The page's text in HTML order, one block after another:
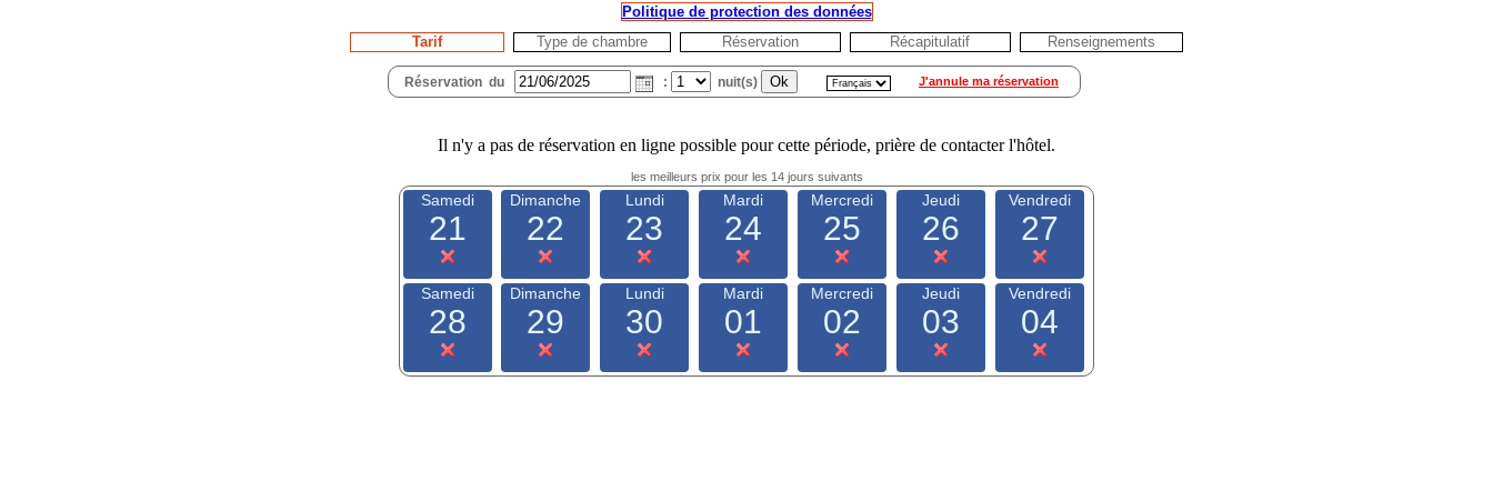
Politique de protection des données
Tarif
Type de chambre Réservation Récapitulatif Renseignements
Réservation du : nuit(s) J'annule ma réservation
Il n'y a pas de réservation en ligne possible pour cette période, prière de contacter l'hôtel.
les meilleurs prix pour les 14 jours suivants
Samedi
21
Dimanche
22
Lundi
23
Mardi
24
Mercredi
25
Jeudi
26
Vendredi
27
Samedi
28
Dimanche
29
Lundi
30
Mardi
01
Mercredi
02
Jeudi
03
Vendredi
04